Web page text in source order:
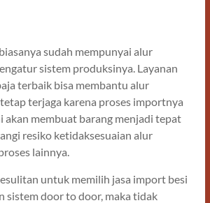
sudah mempunyai alur
sistem produksinya. Layanan
terbaik bisa membantu alur
terjaga karena proses importnya
akan membuat barang menjadi tepat
resiko ketidaksesuaian alur
lainnya.
untuk memilih jasa import besi
sistem door to door, maka tidak